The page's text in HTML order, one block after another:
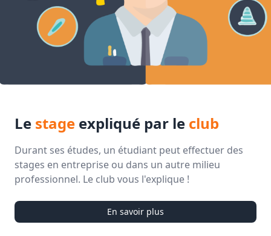
Le stage expliqué par le club
Durant ses études, un étudiant peut effectuer des
stages en entreprise ou dans un autre milieu
professionnel. Le club vous l'explique !
En savoir plus